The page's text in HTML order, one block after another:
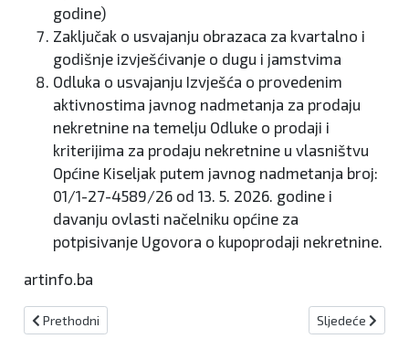
godine)
Zaključak o usvajanju obrazaca za kvartalno i
godišnje izvješćivanje o dugu i jamstvima
Odluka o usvajanju Izvješća o provedenim
aktivnostima javnog nadmetanja za prodaju
nekretnine na temelju Odluke o prodaji i
kriterijima za prodaju nekretnine u vlasništvu
Općine Kiseljak putem javnog nadmetanja broj:
01/1-27-4589/26 od 13. 5. 2026. godine i
davanju ovlasti načelniku općine za
potpisivanje Ugovora o kupoprodaji nekretnine.
artinfo.ba
Prethodni članak: 165.000 KM za nastavak sanacije deponije
Prethodni Sljedeći
Sljedeće